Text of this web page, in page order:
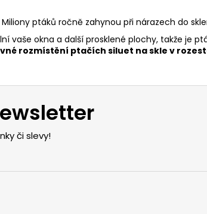
Miliony ptáků ročně zahynou při nárazech do
vaše okna a další prosklené plochy, takže je
rozmístění ptačích siluet na skle v
či slevy!